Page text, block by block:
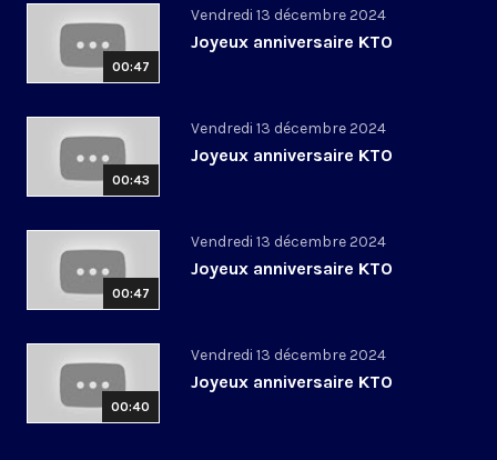
00:47
Vendredi 13 décembre 2024
Joyeux anniversaire KTO
00:43
Vendredi 13 décembre 2024
Joyeux anniversaire KTO
00:47
Vendredi 13 décembre 2024
Joyeux anniversaire KTO
00:40
Vendredi 13 décembre 2024
Joyeux anniversaire KTO